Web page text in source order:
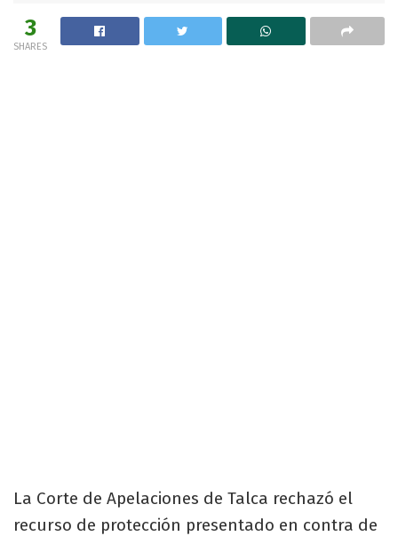
3
SHARES
La Corte de Apelaciones de Talca rechazó el
recurso de protección presentado en contra de